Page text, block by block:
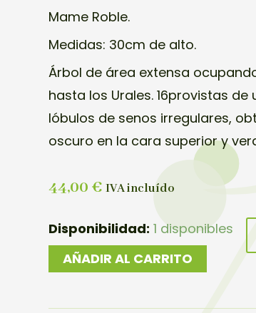
Mame Roble.
Medidas: 30cm de alto.
Árbol de área extensa
hasta los Urales. 16provistas
lóbulos de senos irregulares,
oscuro en la cara superior y
44,00€ IVA incluído
Disponibilidad: 1 disponibles
MAME
ROBLE
cantidad
AÑADIR AL CARRITO